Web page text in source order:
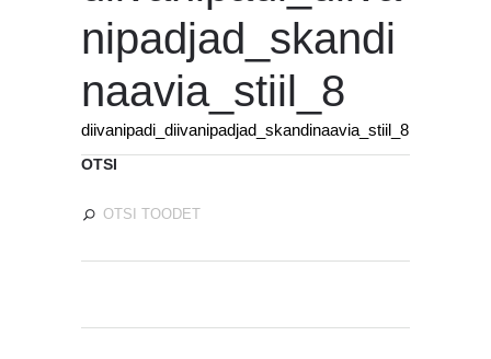
nipadjad_skandi
naavia_stiil_8
diivanipadi_diivanipadjad_skandinaavia_stiil_8
OTSI